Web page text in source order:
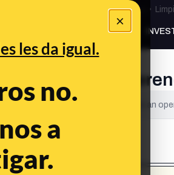
×
les da igual.
no.
a
Bulos Ceuta •
PREBUNKING
una
has NOT yet been verified. It is an